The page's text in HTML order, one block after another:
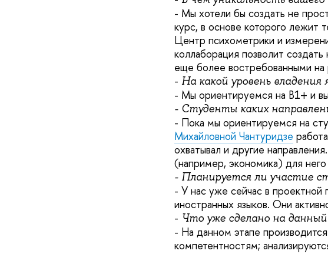
- Мы хотели бы создать не
курс, в основе которого лежит
Центр психометрики и
коллаборация позволит
еще более востребованными на
- На какой уровень владения
- Мы ориентируемся на В1+ и
- Студенты каких
- Пока мы ориентируемся на
Михайловной Чантуридзе
охватывал и другие
(например, экономика) для
- Планируется ли участие
- У нас уже сейчас в проектной
иностранных языков. Они
- Что уже сделано на
- На данном этапе
компетентностям;